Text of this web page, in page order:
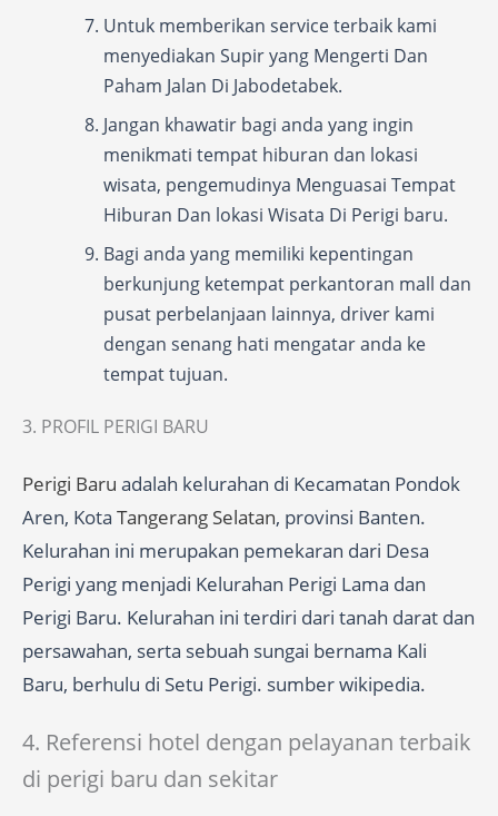
Untuk memberikan service terbaik kami
menyediakan Supir yang Mengerti Dan
Paham Jalan Di Jabodetabek.
Jangan khawatir bagi anda yang ingin
menikmati tempat hiburan dan lokasi
wisata, pengemudinya Menguasai Tempat
Hiburan Dan lokasi Wisata Di Perigi baru.
Bagi anda yang memiliki kepentingan
berkunjung ketempat perkantoran mall dan
pusat perbelanjaan lainnya, driver kami
dengan senang hati mengatar anda ke
tempat tujuan.
3. PROFIL PERIGI BARU
Perigi Baru adalah kelurahan di Kecamatan Pondok
Aren, Kota Tangerang Selatan, provinsi Banten.
Kelurahan ini merupakan pemekaran dari Desa
Perigi yang menjadi Kelurahan Perigi Lama dan
Perigi Baru. Kelurahan ini terdiri dari tanah darat dan
persawahan, serta sebuah sungai bernama Kali
Baru, berhulu di Setu Perigi. sumber wikipedia.
4. Referensi hotel dengan pelayanan terbaik
di perigi baru dan sekitar